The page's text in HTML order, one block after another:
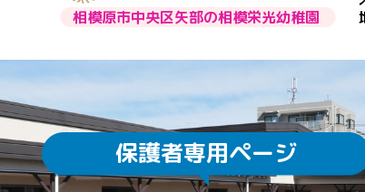
相模原市中央区矢部の相模栄光幼稚園
保護者専用ページ